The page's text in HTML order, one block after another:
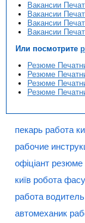
Вакансии
Вакансии
Вакансии
Вакансии
Или посмотрите
Резюме
Резюме
Резюме
Резюме
пекарь работа
рабочие
офіціант резюме
київ робота
работа
автомеханик